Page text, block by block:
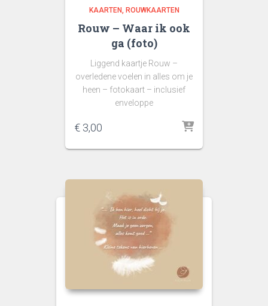
KAARTEN ROUWKAARTEN
Rouw – Waar ik ook
ga (foto)
Liggend kaartje Rouw –
overledene voelen in alles om je
heen – fotokaart – inclusief
enveloppe
€ 3,00